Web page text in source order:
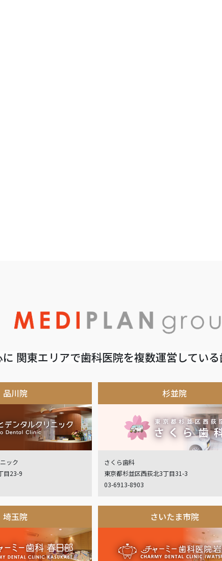
関東エリアで歯科医院を複数運営してい
品川院
ック
目23-9
杉並院
さくら歯科
東京都杉並区西荻北3丁目31-3
03-6913-8903
埼玉院 さいたま市院